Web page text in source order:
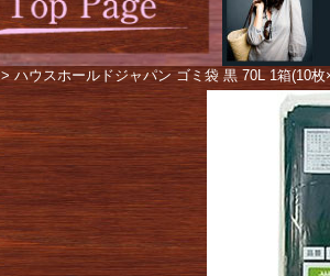
> ハウスホールドジャパン ゴミ袋 黒 70L 1箱(10枚